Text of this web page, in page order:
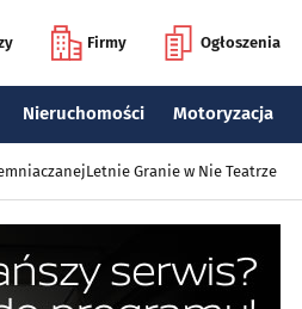
Firmy Ogłoszenia
Nieruchomości Motoryzacja
Letnie Granie w Nie Teatrze